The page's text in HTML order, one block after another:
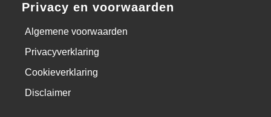
Privacy en voorwaarden
Algemene voorwaarden
Privacyverklaring
Cookieverklaring
Disclaimer